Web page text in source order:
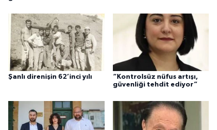
Şanlı direnişin 62’inci yılı
“Kontrolsüz nüfus artışı,
güvenliği tehdit ediyor”